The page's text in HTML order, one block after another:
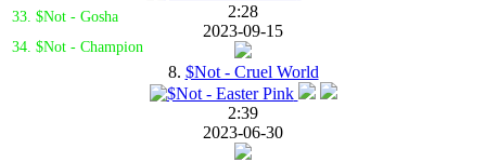
33. $Not - Gosha
34. $Not - Champion
2:28
2023-09-15
8. $Not - Cruel World
2:39
2023-06-30